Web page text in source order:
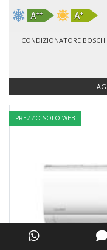
CONDIZIONATORE
PREZZO SOLO WEB